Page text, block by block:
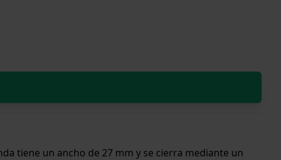
tiene un ancho de 27 mm y se cierra mediante un